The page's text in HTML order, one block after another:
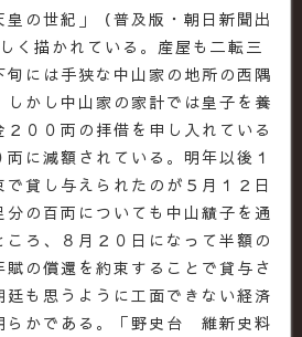
皇の世紀」（普及版・朝日新聞出
描かれている。産屋も二転三
には手狭な中山家の地所の西隅
しかし中山家の家計では皇子を養
００両の拝借を申し入れている
に減額されている。明年以後１
貸し与えられたのが５月１２日
分の百両についても中山績子を通
ころ、８月２０日になって半額の
賦の償還を約束することで貸与さ
も思うように工面できない経済
らかである。「野史台 維新史料